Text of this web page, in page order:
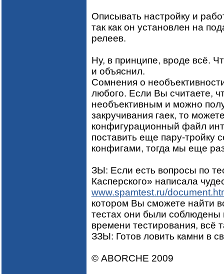
Описывать настройку и
так как он установлен на
релеев.
Ну, в принципе, вроде всё.
и объяснил.
Сомнения о
любого. Если Вы считаете,
необъективным и можно
закручивания гаек, то
конфигурационный файл
поставить еще пару-
конфигами, тогда мы еще
ЗЫ: Если есть вопросы по
Касперского» написала
www.spamtest.ru/
котором Вы сможете найти
тестах они были соблюдены
времени тестирования, всё
ЗЗЫ: Готов ловить камни в
© ABORCHE 2009